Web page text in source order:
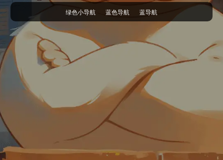
绿色小导航 蓝色导航 蓝导航